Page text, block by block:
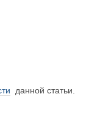
данной статьи.